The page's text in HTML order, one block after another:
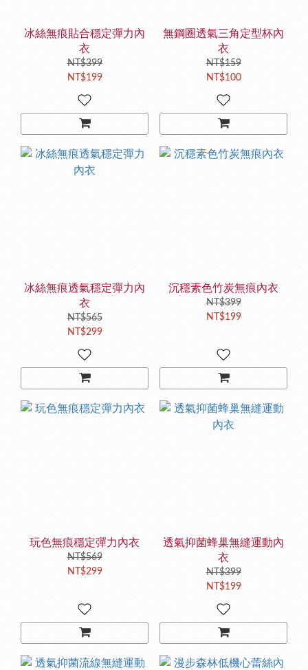
冰絲無痕貼合穩定彈力內
衣
NT$399
NT$199
無鋼圈透氣三角定型杯內
衣
NT$159
NT$100
冰絲無痕透氣穩定彈力內
衣
NT$565
NT$299
沉穩素色竹炭無痕內衣
NT$399
NT$199
玩色無痕穩定彈力內衣
NT$569
NT$299
透氣抑菌蜂巢無縫運動內
衣
NT$399
NT$199